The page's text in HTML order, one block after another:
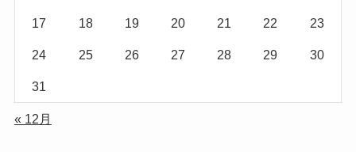
17 18 19 20 21 22 23
24 25 26 27 28 29 30
31
« 12月